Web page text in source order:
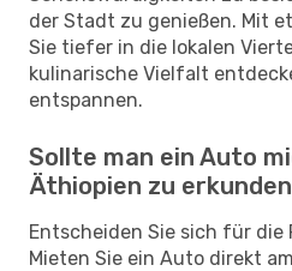
der Stadt zu genießen. Mit
Sie tiefer in die lokalen
kulinarische Vielfalt
entspannen.
Sollte man ein Auto
Äthiopien zu
Entscheiden Sie sich für die
Mieten Sie ein Auto direkt